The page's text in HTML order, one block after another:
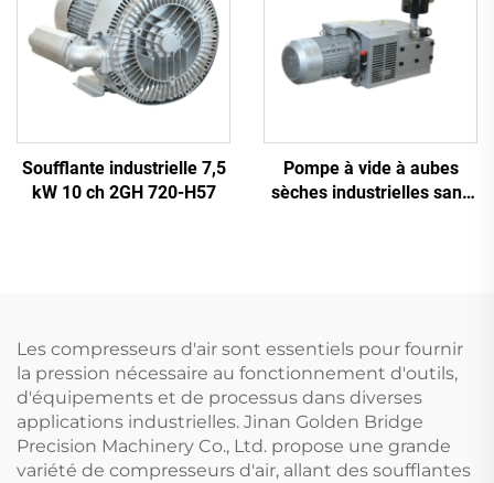
Soufflante industrielle 7,5
kW 10 ch 2GH 720-H57
Pompe à vide à aubes
sèches industrielles sans
Les compresseurs d'air sont essentiels pour fournir
la pression nécessaire au fonctionnement d'outils,
d'équipements et de processus dans diverses
applications industrielles. Jinan Golden Bridge
Precision Machinery Co., Ltd. propose une grande
variété de compresseurs d'air, allant des soufflantes